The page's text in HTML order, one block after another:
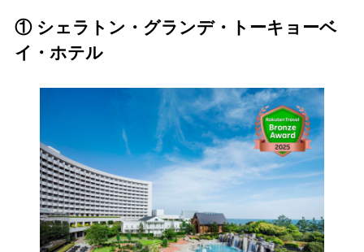
① シェラトン・グランデ・トーキョーベ
イ・ホテル